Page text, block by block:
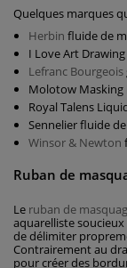
Quelques marques
Herbin fluide de
I Love Art
Lefranc Bourgeois
Molotow Masking
Royal Talens
Sennelier fluide
Winsor & Newton
Ruban de
Le ruban de
aquarelliste
de délimiter
Contrairement au
pour créer des